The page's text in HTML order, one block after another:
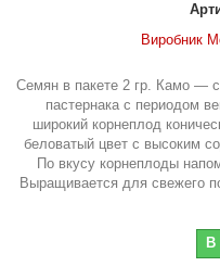
Виробник
Семян в пакете 2 гр. Камо —
пастернака с периодом
широкий корнеплод
беловатый цвет с высоким
По вкусу корнеплоды
Выращивается для свежего
В